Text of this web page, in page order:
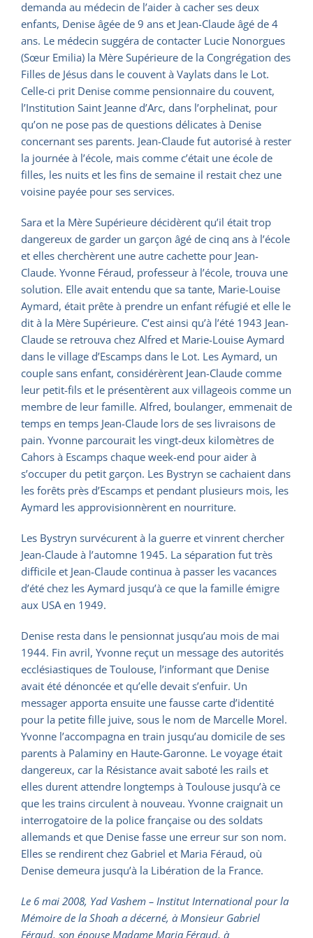
demanda au médecin de l’aider à cacher ses deux
enfants, Denise âgée de 9 ans et Jean-Claude âgé de 4
ans. Le médecin suggéra de contacter Lucie Nonorgues
(Sœur Emilia) la Mère Supérieure de la Congrégation des
Filles de Jésus dans le couvent à Vaylats dans le Lot.
Celle-ci prit Denise comme pensionnaire du couvent,
l’Institution Saint Jeanne d’Arc, dans l’orphelinat, pour
qu’on ne pose pas de questions délicates à Denise
concernant ses parents. Jean-Claude fut autorisé à rester
la journée à l’école, mais comme c’était une école de
filles, les nuits et les fins de semaine il restait chez une
voisine payée pour ses services.
Sara et la Mère Supérieure décidèrent qu’il était trop
dangereux de garder un garçon âgé de cinq ans à l’école
et elles cherchèrent une autre cachette pour Jean-
Claude. Yvonne Féraud, professeur à l’école, trouva une
solution. Elle avait entendu que sa tante, Marie-Louise
Aymard, était prête à prendre un enfant réfugié et elle le
dit à la Mère Supérieure. C’est ainsi qu’à l’été 1943 Jean-
Claude se retrouva chez Alfred et Marie-Louise Aymard
dans le village d’Escamps dans le Lot. Les Aymard, un
couple sans enfant, considérèrent Jean-Claude comme
leur petit-fils et le présentèrent aux villageois comme un
membre de leur famille. Alfred, boulanger, emmenait de
temps en temps Jean-Claude lors de ses livraisons de
pain. Yvonne parcourait les vingt-deux kilomètres de
Cahors à Escamps chaque week-end pour aider à
s’occuper du petit garçon. Les Bystryn se cachaient dans
les forêts près d’Escamps et pendant plusieurs mois, les
Aymard les approvisionnèrent en nourriture.
Les Bystryn survécurent à la guerre et vinrent chercher
Jean-Claude à l’automne 1945. La séparation fut très
difficile et Jean-Claude continua à passer les vacances
d’été chez les Aymard jusqu’à ce que la famille émigre
aux USA en 1949.
Denise resta dans le pensionnat jusqu’au mois de mai
1944. Fin avril, Yvonne reçut un message des autorités
ecclésiastiques de Toulouse, l’informant que Denise
avait été dénoncée et qu’elle devait s’enfuir. Un
messager apporta ensuite une fausse carte d’identité
pour la petite fille juive, sous le nom de Marcelle Morel.
Yvonne l’accompagna en train jusqu’au domicile de ses
parents à Palaminy en Haute-Garonne. Le voyage était
dangereux, car la Résistance avait saboté les rails et
elles durent attendre longtemps à Toulouse jusqu’à ce
que les trains circulent à nouveau. Yvonne craignait un
interrogatoire de la police française ou des soldats
allemands et que Denise fasse une erreur sur son nom.
Elles se rendirent chez Gabriel et Maria Féraud, où
Denise demeura jusqu’à la Libération de la France.
Le 6 mai 2008, Yad Vashem – Institut International pour la
Mémoire de la Shoah a décerné, à Monsieur Gabriel
Féraud, son épouse Madame Maria Féraud, à